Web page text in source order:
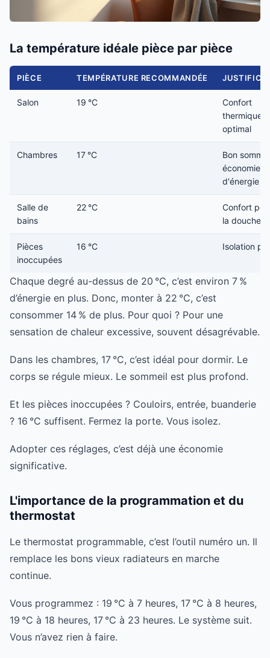
La température idéale pièce par pièce
PIÈCE TEMPÉRATURE RECOMMANDÉE
Salon 19 °C
Confort
thermique
optimal
Chambres 17 °C
Bon
économie
d'énergie
Salle de
bains
22 °C
Confort
la douche
Pièces
inoccupées
16 °C Isolation
Chaque degré au-dessus de 20 °C, c’est environ 7 %
d’énergie en plus. Donc, monter à 22 °C, c’est
consommer 14 % de plus. Pour quoi ? Pour une
sensation de chaleur excessive, souvent désagrévable.
Dans les chambres, 17 °C, c’est idéal pour dormir. Le
corps se régule mieux. Le sommeil est plus profond.
Et les pièces inoccupées ? Couloirs, entrée, buanderie
? 16 °C suffisent. Fermez la porte. Vous isolez.
Adopter ces réglages, c’est déjà une économie
significative.
L'importance de la programmation et du
thermostat
Le thermostat programmable, c’est l’outil numéro un. Il
remplace les bons vieux radiateurs en marche
continue.
Vous programmez : 19 °C à 7 heures, 17 °C à 8 heures,
19 °C à 18 heures, 17 °C à 23 heures. Le système suit.
Vous n’avez rien à faire.